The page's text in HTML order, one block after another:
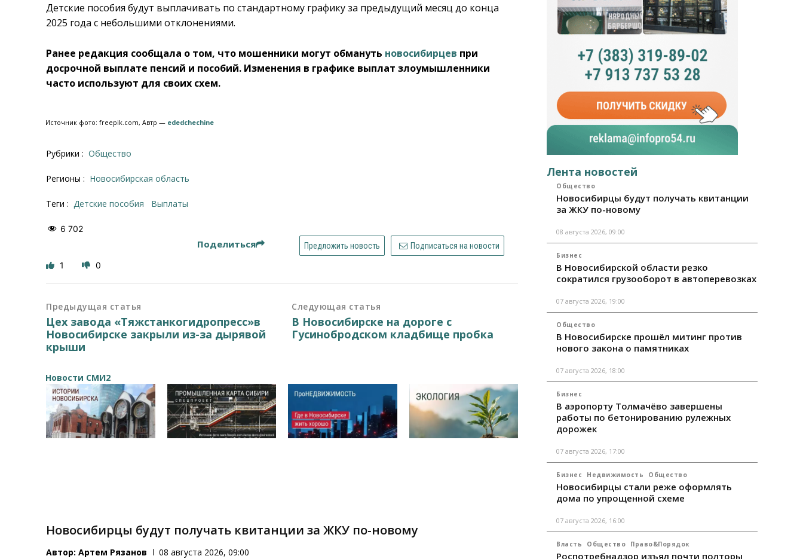
Детские пособия будут выплачивать по стандартному графику за предыдущий месяц до конца
2025 года с небольшими отклонениями.
Ранее редакция сообщала о том, что мошенники могут обмануть новосибирцев при
досрочной выплате пенсий и пособий. Изменения в графике выплат злоумышленники
часто используют для своих схем.
Источник фото: freepik.com, Автр — ededchechine
Рубрики : Общество
Регионы : Новосибирская область
Теги : детские пособия выплаты
6 702
Поделиться Предложить новость Подписаться на новости
1 0
Предыдущая статья
Цех завода «Тяжстанкогидропресс»в
Новосибирске закрыли из-за дырявой
крыши
Следующая статья
В Новосибирске на дороге с
Гусинобродском кладбище пробка
Новости СМИ2
Новосибирцы будут получать квитанции за ЖКУ по-новому
Автор:Артем Рязанов 08 августа 2026, 09:00
Лента новостей
Общество
Новосибирцы будут получать квитанции
за ЖКУ по-новому
08 августа 2026, 09:00
Бизнес
В Новосибирской области резко
сократился грузооборот в автоперевозках
07 августа 2026, 19:00
Общество
В Новосибирске прошёл митинг против
нового закона о памятниках
07 августа 2026, 18:00
Бизнес
В аэропорту Толмачёво завершены
работы по бетонированию рулежных
дорожек
07 августа 2026, 17:00
Бизнес Недвижимость Общество
Новосибирцы стали реже оформлять
дома по упрощенной схеме
07 августа 2026, 16:00
Власть Общество Право&Порядок
Роспотребнадзор изъял почти полторы